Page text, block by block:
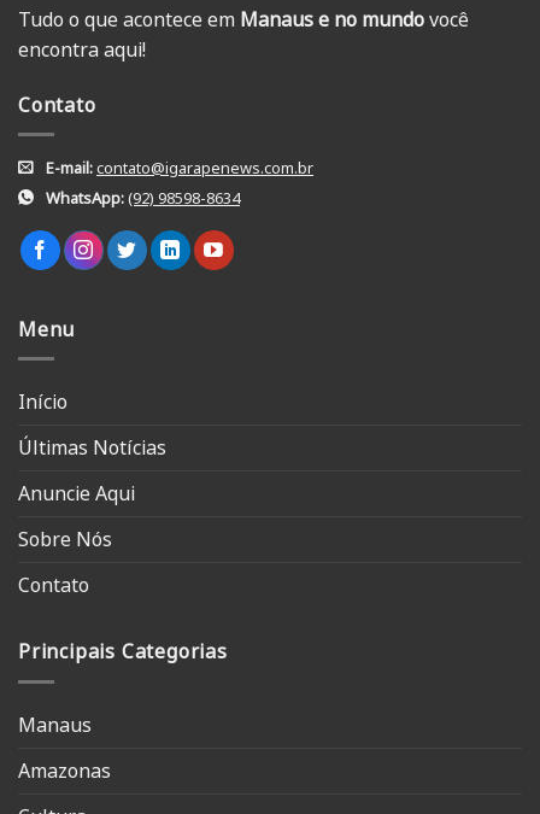
Tudo o que acontece em Manaus e no mundovocê
encontra aqui!
Contato
E-mail:contato@igarapenews.com.br
WhatsApp:(92) 98598-8634
Menu
Início
Últimas Notícias
Anuncie Aqui
Sobre Nós
Contato
Principais Categorias
Manaus
Amazonas